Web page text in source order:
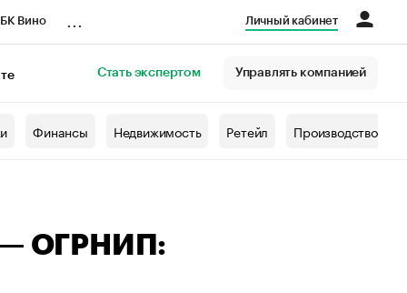
Вино Личный кабинет
Стать экспертом Управлять компанией
Финансы Недвижимость Ретейл Производство
— ОГРНИП: